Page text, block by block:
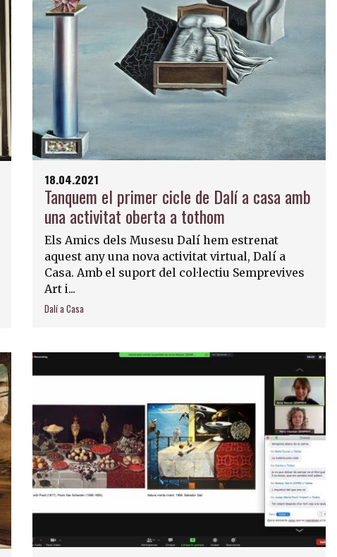
18.04.2021
Tanquem el primer cicle de Dalí a casa amb
una activitat oberta a tothom
Els Amics dels Musesu Dalí hem estrenat
aquest any una nova activitat virtual, Dalí a
Casa. Amb el suport del col·lectiu Semprevives
Art i...
Dalí a Casa